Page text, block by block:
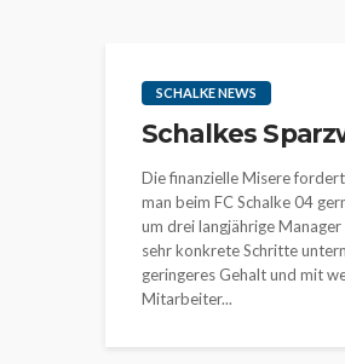
SCHALKE NEWS
Schalkes
Die finanzielle Misere
man beim FC Schalke 04
um drei langjährige
sehr konkrete Schritte
geringeres Gehalt und mit
Mitarbeiter...